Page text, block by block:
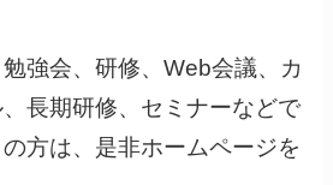
強会、研修、Web会議、カ
長期研修、セミナーなどで
方は、是非ホームページを